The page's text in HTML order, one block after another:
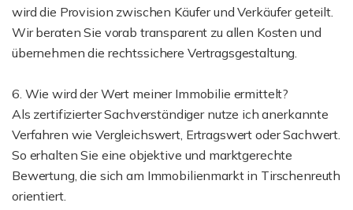
wird die Provision zwischen Käufer und Verkäufer geteilt.
Wir beraten Sie vorab transparent zu allen Kosten und
übernehmen die rechtssichere Vertragsgestaltung.
6. Wie wird der Wert meiner Immobilie ermittelt?
Als zertifizierter Sachverständiger nutze ich anerkannte
Verfahren wie Vergleichswert, Ertragswert oder Sachwert.
So erhalten Sie eine objektive und marktgerechte
Bewertung, die sich am Immobilienmarkt in Tirschenreuth
orientiert.